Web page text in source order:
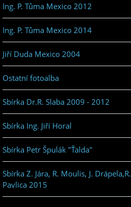
Ing. P. Tůma Mexico 2012
Ing. P. Tůma Mexico 2014
Jiří Duda Mexico 2004
Ostatní fotoalba
Sbírka Dr.R. Slaba 2009 - 2012
Sbírka Ing. Jiří Horal
Sbírka Petr Špulák "Ťalda"
Sbírka Z. Jára, R. Moulis, J. Drápela,R.
Pavlica 2015